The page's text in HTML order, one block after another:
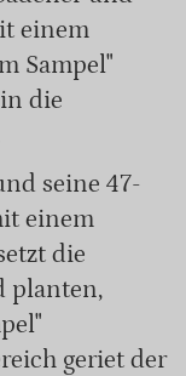
einem
Sampel"
die
seine 47-
einem
die
planten,
geriet der